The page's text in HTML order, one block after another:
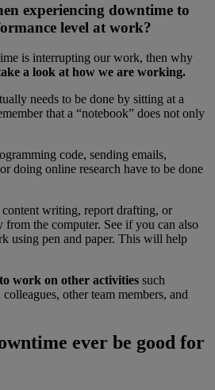
experiencing downtime to
level at work?
is interrupting our work, then why
a look at how we are working.
needs to be done by sitting at a
that a “notebook” does not only
code, sending emails,
doing online research have to be done
writing, report drafting, or
from the computer. See if you can also
using pen and paper. This will help
work on other activities such
other team members, and
ever be good for